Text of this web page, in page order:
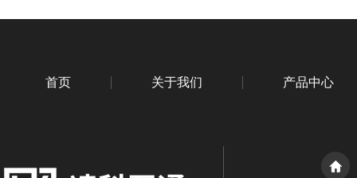
首页 关于我们 产品中心